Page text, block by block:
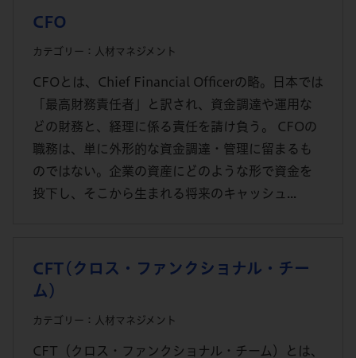
CFO
カテゴリー：人材マネジメント
CFOとは、Chief Financial Officerの略。日本では
「最高財務責任者」と訳され、資金調達や運用な
どの財務と、経理に係る責任を請け負う。 CFOの
職務は、単に外形的な資金調達・管理に留まるも
のではない。企業の資産にどのような形で資金を
投下し、そこから生まれる将来のキャッシュ...
CFT(クロス・ファンクショナル・チー
ム)
カテゴリー：人材マネジメント
CFT（クロス・ファンクショナル・チーム）とは、